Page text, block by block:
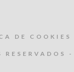
DE COOKIES
RESERVADOS